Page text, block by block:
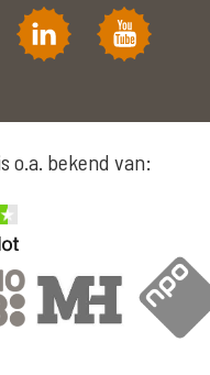
o.a. bekend van: